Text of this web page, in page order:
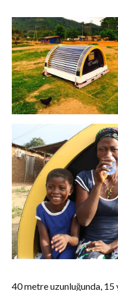
40 metre uzunluğunda,